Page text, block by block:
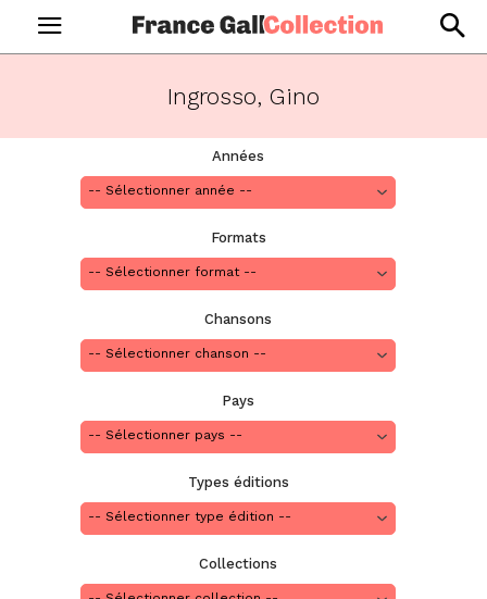
Ingrosso, Gino
Années
Formats
Chansons
Pays
Types éditions
Collections